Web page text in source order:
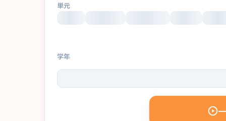
単元
学年